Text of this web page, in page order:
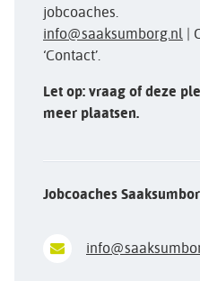
jobcoaches.
info@saaksumborg.nl |
‘Contact’.
Let op: vraag of deze
meer plaatsen.
Jobcoaches